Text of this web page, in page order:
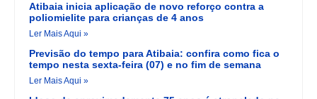
Atibaia inicia aplicação de novo reforço contra a
poliomielite para crianças de 4 anos
Ler Mais Aqui »
Previsão do tempo para Atibaia: confira como fica o
tempo nesta sexta-feira (07) e no fim de semana
Ler Mais Aqui »